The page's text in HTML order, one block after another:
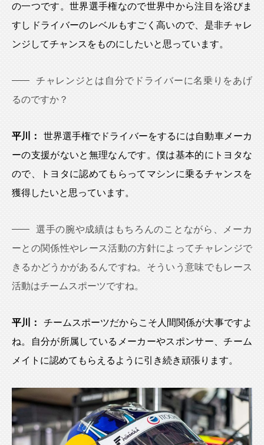
の一つです。世界選手権なので世界中から注目を浴びま
すしドライバーのレベルもすごく高いので、是非チャレ
ンジしてチャンスをものにしたいと思っています。
チャレンジとは自分でドライバーに名乗りをあげ
るのですか？
平川：
世界選手権でドライバーをするには自動車メーカ
ーの支援がないと無理なんです。僕は基本的にトヨタな
ので、トヨタに認めてもらってマシンに乗るチャンスを
獲得したいと思っています。
選手の腕や成績はもちろんのことながら、メーカ
ーとの関係性やレース活動の方針によってチャレンジで
きるかどうかがあるんですね。そういう意味でもレース
活動はチームスポーツですね。
平川：
チームスポーツだからこそ人間関係が大事ですよ
ね。自分が所属しているメーカーやスポンサー、チーム
メイトに認めてもらえるように引き続き頑張ります。